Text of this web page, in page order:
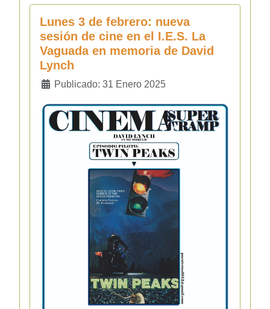
Lunes 3 de febrero: nueva
sesión de cine en el I.E.S. La
Vaguada en memoria de David
Lynch
Detalles
Publicado: 31 Enero 2025